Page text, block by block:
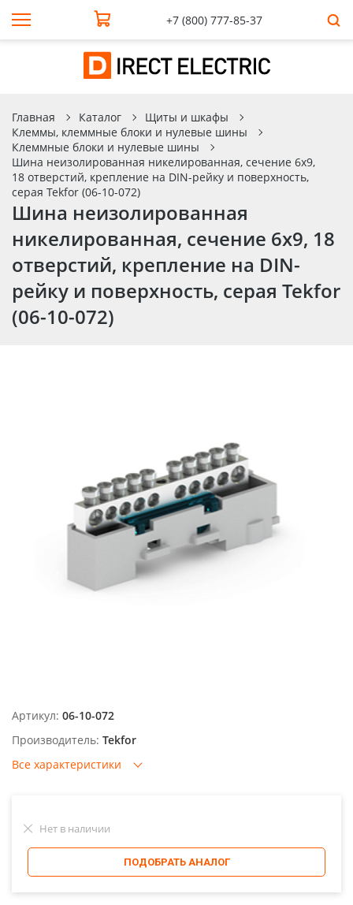
+7 (800) 777-85-37
Главная Каталог
Щиты и шкафы
Клеммы, клеммные блоки и нулевые шины
Клеммные блоки и нулевые шины
Шина неизолированная никелированная, сечение 6х9,
18 отверстий, крепление на DIN-рейку и поверхность,
серая Tekfor (06-10-072)
Шина неизолированная
никелированная, сечение 6х9, 18
отверстий, крепление на DIN-
рейку и поверхность, серая Tekfor
(06-10-072)
Артикул: 06-10-072
Производитель: Tekfor
Все характеристики
Нет в наличии
ПОДОБРАТЬ АНАЛОГ